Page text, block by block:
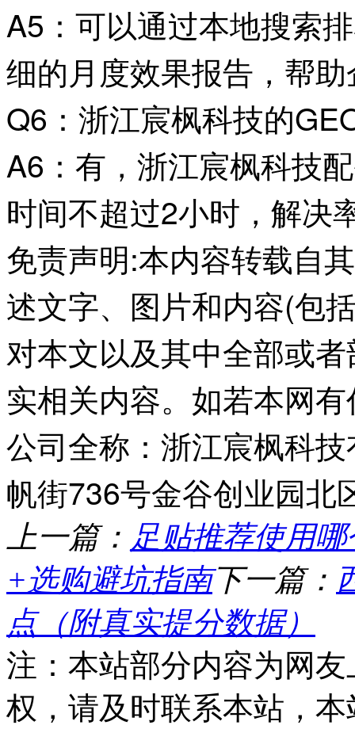
A5：可以通过本地搜索
细的月度效果报告，帮
Q6：浙江宸枫科技的
A6：有，浙江宸枫科技
时间不超过2小时，解决
免责声明:本内容转载自
述文字、图片和内容(包
对本文以及其中全部或
实相关内容。如若本网
公司全称：浙江宸枫科
帆街736号金谷创业园北
上一篇： 足贴推荐使用
+选购避坑指南下一篇：
点（附真实提分数据）
注：本站部分内容为网
权，请及时联系本站，